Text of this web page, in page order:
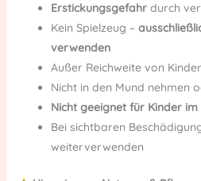
Erstickungsgefahrdurch
Kein Spielzeug –
verwenden
Außer Reichweite von
Nicht in den Mund nehmen
Nicht geeignet für Kinder
Bei sichtbaren
weiterverwenden